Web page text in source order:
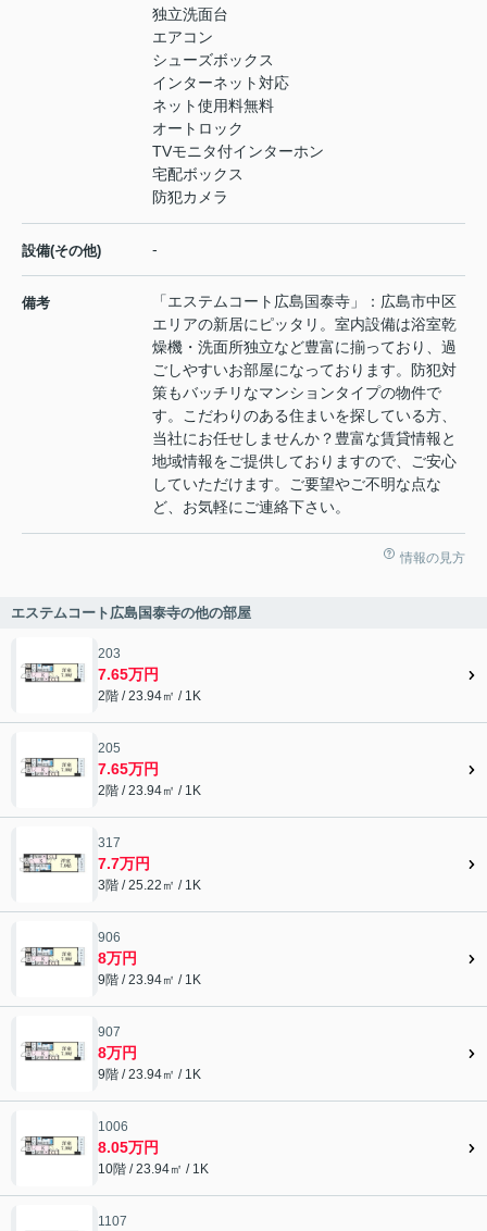
独立洗面台
エアコン
シューズボックス
インターネット対応
ネット使用料無料
オートロック
TVモニタ付インターホン
宅配ボックス
防犯カメラ
設備(その他) -
備考
「エステムコート広島国泰寺」：広島市中区
エリアの新居にピッタリ。室内設備は浴室乾
燥機・洗面所独立など豊富に揃っており、過
ごしやすいお部屋になっております。防犯対
策もバッチリなマンションタイプの物件で
す。こだわりのある住まいを探している方、
当社にお任せしませんか？豊富な賃貸情報と
地域情報をご提供しておりますので、ご安心
していただけます。ご要望やご不明な点な
ど、お気軽にご連絡下さい。
情報の見方
エステムコート広島国泰寺の他の部屋
203
7.65万円
2階 / 23.94㎡ / 1K
205
7.65万円
2階 / 23.94㎡ / 1K
317
7.7万円
3階 / 25.22㎡ / 1K
906
8万円
9階 / 23.94㎡ / 1K
907
8万円
9階 / 23.94㎡ / 1K
1006
8.05万円
10階 / 23.94㎡ / 1K
1107